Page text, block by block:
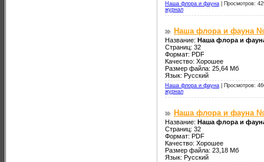
Наша флора и фауна
Просмотров:
журнал
Наша флора и фауна
Название: Наша флора и
Страниц: 32
Формат: PDF
Качество: Хорошее
Размер файла: 25,64 Мб
Язык: Русский
Наша флора и фауна
Просмотров:
журнал
Наша флора и фауна
Название: Наша флора и
Страниц: 32
Формат: PDF
Качество: Хорошее
Размер файла: 23,18 Мб
Язык: Русский